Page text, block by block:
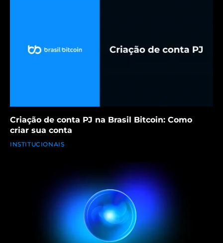
Criação de conta PJ na Brasil Bitcoin: Como
criar sua conta
INSTITUCIONAIS